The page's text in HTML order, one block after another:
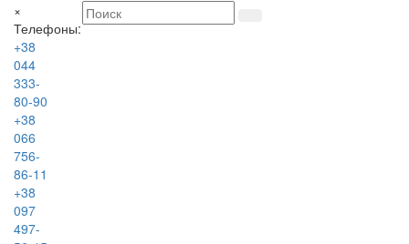
×
Телефоны:
+38
044
333-
80-90
+38
066
756-
86-11
+38
097
497-